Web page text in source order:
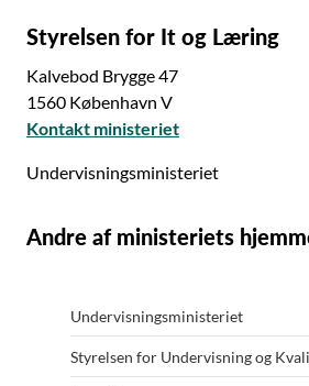
Styrelsen for It og Læring
Kalvebod Brygge 47
1560 København V
Kontakt ministeriet
Undervisningsministeriet
Andre af ministeriets
Undervisningsministeriet
Styrelsen for Undervisning og